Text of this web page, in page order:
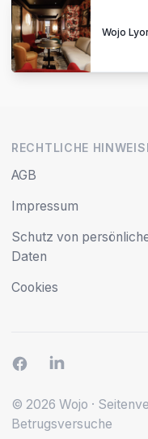
Wojo
RECHTLICHE
AGB
Impressum
Schutz von
Daten
Cookies
© 2026 Wojo ·
Betrugsversuche